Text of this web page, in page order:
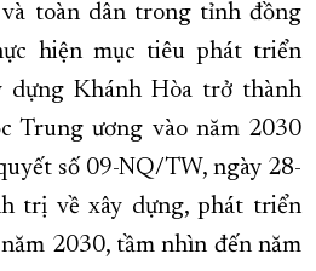
toàn dân trong tỉnh đồng
hiện mục tiêu phát triển
dựng Khánh Hòa trở thành
Trung ương vào năm 2030
số 09-NQ/TW, ngày 28-
trị về xây dựng, phát triển
2030, tầm nhìn đến năm